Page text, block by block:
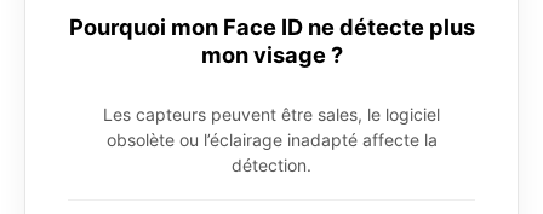
Pourquoi mon Face ID ne détecte plus
mon visage ?
Les capteurs peuvent être sales, le logiciel
obsolète ou l’éclairage inadapté affecte la
détection.